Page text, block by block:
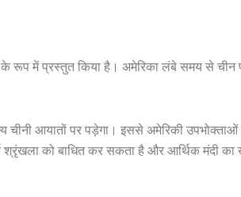
में प्रस्तुत किया है। अमेरिका लंबे समय से चीन
आयातों पर पड़ेगा। इससे अमेरिकी
श्रृंखला को बाधित कर सकता है और आर्थिक मंदी